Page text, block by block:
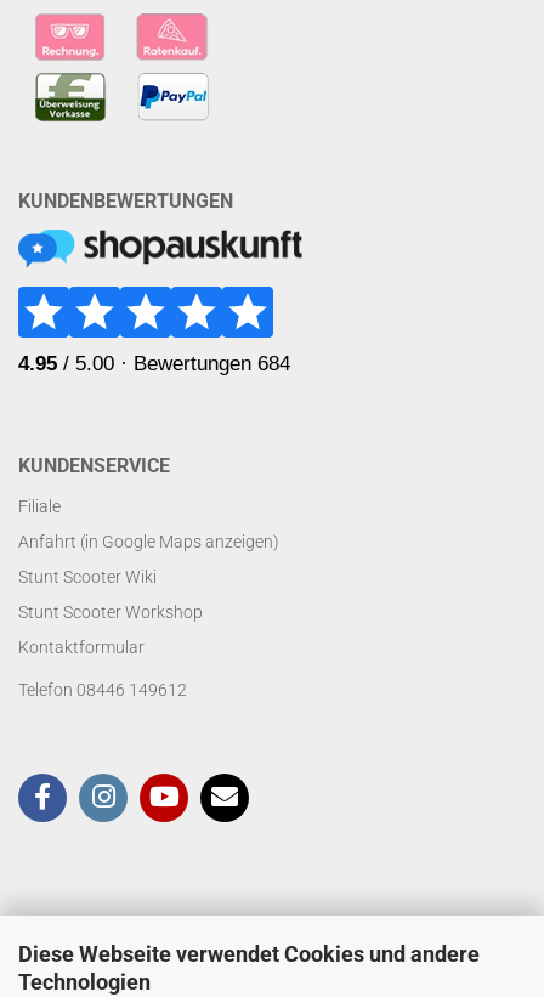
Diese Webseite verwendet Cookies und andere
Technologien
KUNDENBEWERTUNGEN
KUNDENSERVICE
Filiale
Anfahrt (in Google Maps anzeigen)
Stunt Scooter Wiki
Stunt Scooter Workshop
Kontaktformular
Telefon 08446 149612